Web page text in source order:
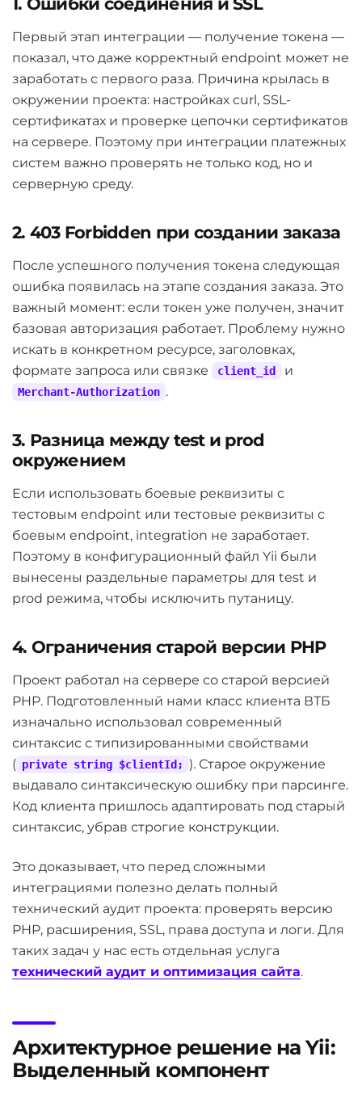
Первый этап интеграции — получение токена —
показал, что даже корректный endpoint может не
заработать с первого раза. Причина крылась в
окружении проекта: настройках curl, SSL-
сертификатах и проверке цепочки сертификатов
на сервере. Поэтому при интеграции платежных
систем важно проверять не только код, но и
серверную среду.
2. 403 Forbidden при создании заказа
После успешного получения токена следующая
ошибка появилась на этапе создания заказа. Это
важный момент: если токен уже получен, значит
базовая авторизация работает. Проблему нужно
искать в конкретном ресурсе, заголовках,
формате запроса или связке
client_id и
Merchant-Authorization .
3. Разница между test и prod
окружением
Если использовать боевые реквизиты с
тестовым endpoint или тестовые реквизиты с
боевым endpoint, integration не заработает.
Поэтому в конфигурационный файл Yii были
вынесены раздельные параметры для test и
prod режима, чтобы исключить путаницу.
4. Ограничения старой версии PHP
Проект работал на сервере со старой версией
PHP. Подготовленный нами класс клиента ВТБ
изначально использовал современный
синтаксис с типизированными свойствами
( private string $clientId; ). Старое окружение
выдавало синтаксическую ошибку при парсинге.
Код клиента пришлось адаптировать под старый
синтаксис, убрав строгие конструкции.
Это доказывает, что перед сложными
интеграциями полезно делать полный
технический аудит проекта: проверять версию
PHP, расширения, SSL, права доступа и логи. Для
таких задач у нас есть отдельная услуга
технический аудит и оптимизация сайта.
Архитектурное решение на Yii:
Выделенный компонент